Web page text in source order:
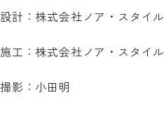
設計：株式会社ノア・スタイル
施工：株式会社ノア・スタイル
撮影：小田明